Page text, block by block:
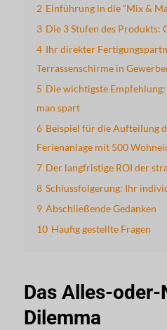
2 Einführung in die “Mix &
3 Die 3 Stufen des Produkts:
4 Ihr direkter
Terrassenschirme in
5 Die wichtigste
man spart
6 Beispiel für die Aufteilung
Ferienanlage mit 500
7 Der langfristige ROI der
8 Schlussfolgerung: Ihr
9 Abschließende Gedanken
10 Häufig gestellte Fragen
Das Alles-
Dilemma